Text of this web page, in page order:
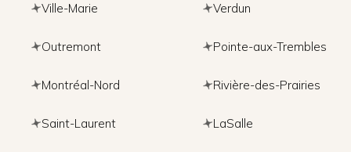
Ville-Marie Verdun
Outremont Pointe-aux-Trembles
Montréal-Nord Rivière-des-Prairies
Saint-Laurent LaSalle